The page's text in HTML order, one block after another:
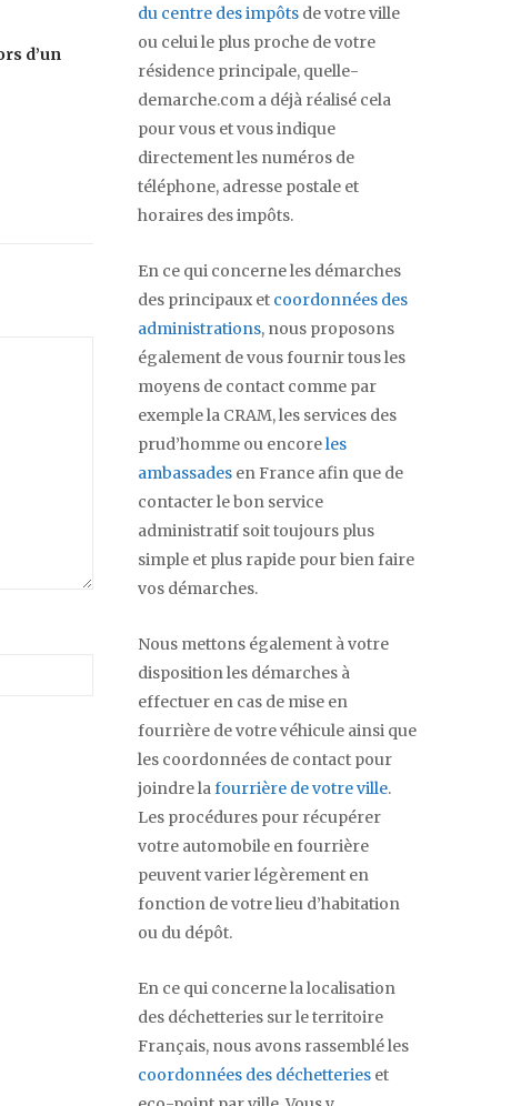
d’un
du centre des impôts de votre ville
ou celui le plus proche de votre
résidence principale, quelle-
demarche.com a déjà réalisé cela
pour vous et vous indique
directement les numéros de
téléphone, adresse postale et
horaires des impôts.
En ce qui concerne les démarches
des principaux et coordonnées des
administrations, nous proposons
également de vous fournir tous les
moyens de contact comme par
exemple la CRAM, les services des
prud’homme ou encoreles
ambassades en France afin que de
contacter le bon service
administratif soit toujours plus
simple et plus rapide pour bien faire
vos démarches.
Nous mettons également à votre
disposition les démarches à
effectuer en cas de mise en
fourrière de votre véhicule ainsi que
les coordonnées de contact pour
joindre lafourrière de votre ville.
Les procédures pour récupérer
votre automobile en fourrière
peuvent varier légèrement en
fonction de votre lieu d’habitation
ou du dépôt.
En ce qui concerne la localisation
des déchetteries sur le territoire
Français, nous avons rassemblé les
coordonnées des déchetteries et